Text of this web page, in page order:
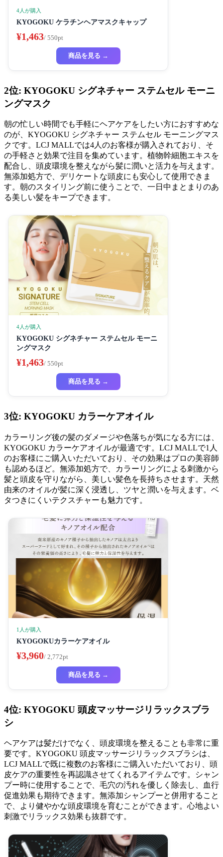
4人が購入
KYOGOKU ケラチンヘアマスクキャップ
¥1,463/ 550pt
商品を見る →
2位: KYOGOKU シグネチャー ステムセル モーニ
ングマスク
朝の忙しい時間でも手軽にヘアケアをしたい方におすすめな
のが、KYOGOKU シグネチャー ステムセル モーニングマス
クです。LCJ MALLでは4人のお客様が購入されており、そ
の手軽さと効果で注目を集めています。植物幹細胞エキスを
配合し、頭皮環境を整えながら髪に潤いと活力を与えます。
無添加処方で、デリケートな頭皮にも安心して使用できま
す。朝のスタイリング前に使うことで、一日中まとまりのあ
る美しい髪をキープできます。
4人が購入
KYOGOKU シグネチャー ステムセル モーニ
ングマスク
¥1,463/ 550pt
商品を見る →
3位: KYOGOKU カラーケアオイル
カラーリング後の髪のダメージや色落ちが気になる方には、
KYOGOKU カラーケアオイルが最適です。LCJ MALLで1人
のお客様にご購入いただいており、その効果はプロの美容師
も認めるほど。無添加処方で、カラーリングによる刺激から
髪と頭皮を守りながら、美しい髪色を長持ちさせます。天然
由来のオイルが髪に深く浸透し、ツヤと潤いを与えます。ベ
タつきにくいテクスチャーも魅力です。
1人が購入
KYOGOKUカラーケアオイル
¥3,960/ 2,772pt
商品を見る →
4位: KYOGOKU 頭皮マッサージリラックスブラ
シ
ヘアケアは髪だけでなく、頭皮環境を整えることも非常に重
要です。KYOGOKU 頭皮マッサージリラックスブラシは、
LCJ MALLで既に複数のお客様にご購入いただいており、頭
皮ケアの重要性を再認識させてくれるアイテムです。シャン
プー時に使用することで、毛穴の汚れを優しく除去し、血行
促進効果も期待できます。無添加シャンプーと併用すること
で、より健やかな頭皮環境を育むことができます。心地よい
刺激でリラックス効果も抜群です。